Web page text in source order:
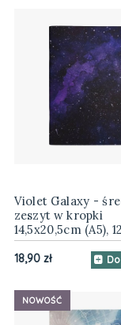
Violet Galaxy -
zeszyt w kropki
14,5x20,5cm (A5),
18,90 zł
NOWOŚĆ